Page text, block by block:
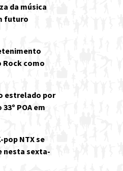
da música
futuro
como
estrelado por
POA em
pop NTX se
nesta sexta-